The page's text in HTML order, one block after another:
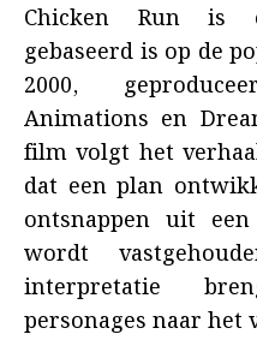
Chicken Run is
gebaseerd is op de
2000,
Animations en
film volgt het
dat een plan
ontsnappen uit
wordt
interpretatie
personages naar het